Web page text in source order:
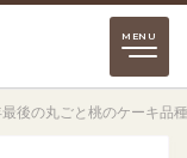
後の丸ごと桃のケーキ品